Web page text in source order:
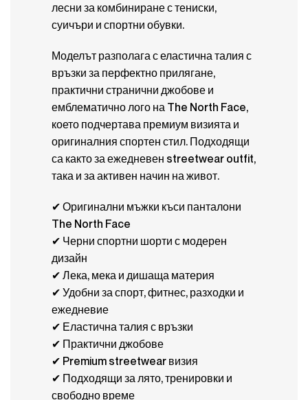
лесни за комбиниране с тениски,
суичъри и спортни обувки.
Моделът разполага с еластична талия с
връзки за перфектно прилягане,
практични странични джобове и
емблематично лого на The North Face,
което подчертава премиум визията и
оригиналния спортен стил. Подходящи
са както за ежедневен streetwear outfit,
така и за активен начин на живот.
✔ Оригинални мъжки къси панталони
The North Face
✔ Черни спортни шорти с модерен
дизайн
✔ Лека, мека и дишаща материя
✔ Удобни за спорт, фитнес, разходки и
ежедневие
✔ Еластична талия с връзки
✔ Практични джобове
✔ Premium streetwear визия
✔ Подходящи за лято, тренировки и
свободно време